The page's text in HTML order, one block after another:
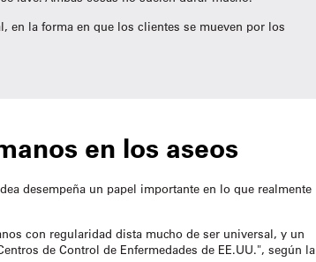
en la forma en que los clientes se mueven por los
en los aseos
desempeña un papel importante en lo que realmente
con regularidad dista mucho de ser universal, y un
de Control de Enfermedades de EE.UU.", según la